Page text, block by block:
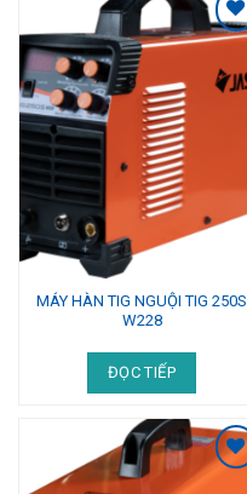
Wishlist
MÁY HÀN TIG NGUỘI TIG 250S
W228
ĐỌC TIẾP